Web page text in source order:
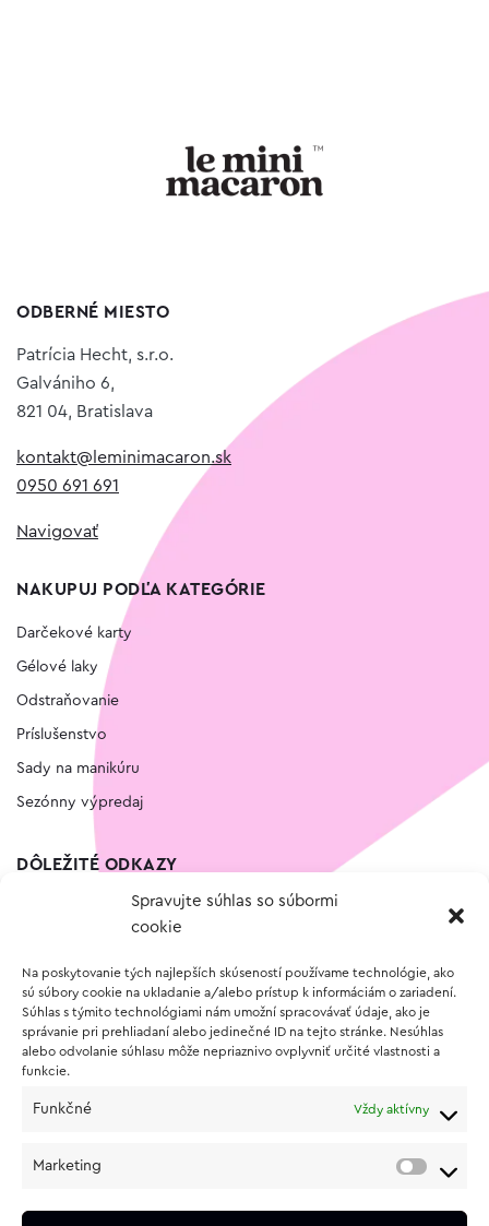
Spravujte súhlas so súbormi
cookie
Na poskytovanie tých najlepších skúseností používame technológie, ako
sú súbory cookie na ukladanie a/alebo prístup k informáciám o zariadení.
Súhlas s týmito technológiami nám umožní spracovávať údaje, ako je
správanie pri prehliadaní alebo jedinečné ID na tejto stránke. Nesúhlas
alebo odvolanie súhlasu môže nepriaznivo ovplyvniť určité vlastnosti a
funkcie.
Funkčné Vždy aktívny
Marketing
ODBERNÉ MIESTO
Patrícia Hecht, s.r.o.
Galvániho 6,
821 04, Bratislava
kontakt@leminimacaron.sk
0950 691 691
Navigovať
NAKUPUJ PODĽA KATEGÓRIE
Darčekové karty
Gélové laky
Odstraňovanie
Príslušenstvo
Sady na manikúru
Sezónny výpredaj
DÔLEŽITÉ ODKAZY
Vernostný program
O NÁKUPE
Vrátenie a reklamácia tovaru